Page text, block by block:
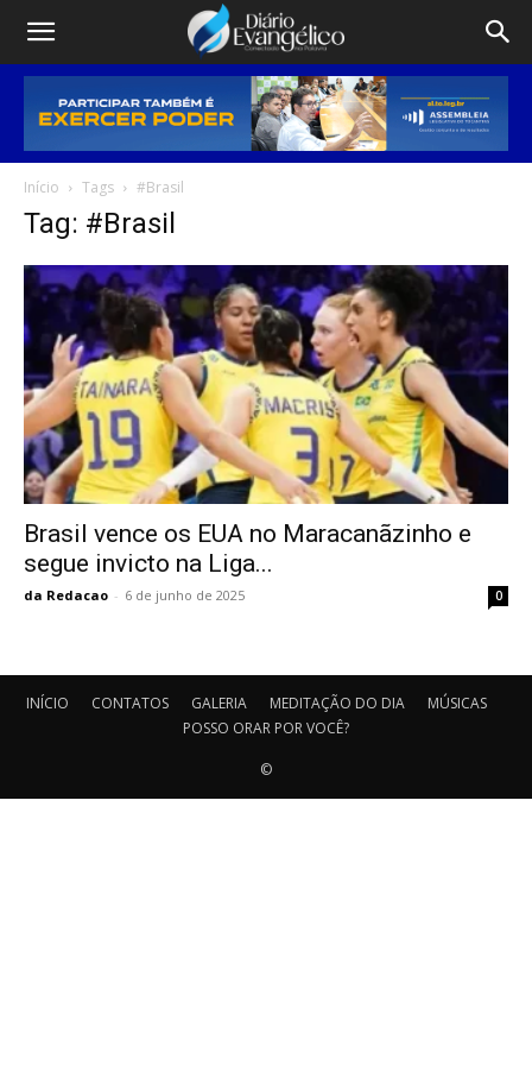
Início Tags #Brasil
Tag: #Brasil
Brasil vence os EUA no Maracanãzinho e
segue invicto na Liga...
da Redacao - 6 de junho de 2025 0
INÍCIO CONTATOS GALERIA MEDITAÇÃO DO DIA
MÚSICAS
POSSO ORAR POR VOCÊ?
©